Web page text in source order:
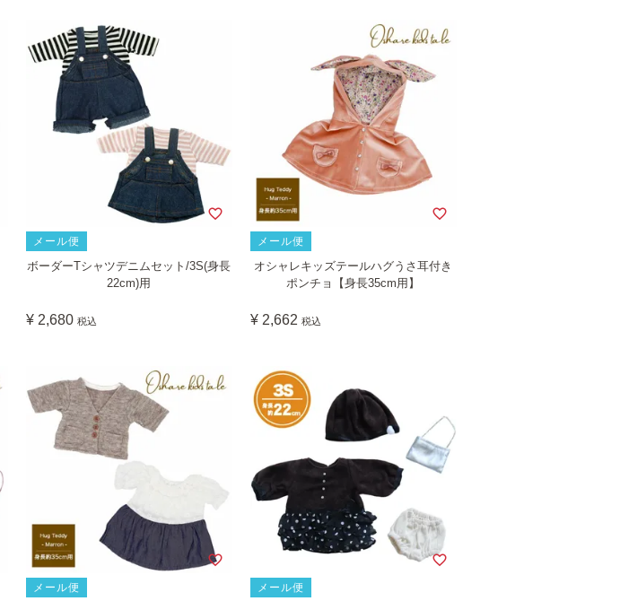
メール便
ボーダーTシャツデニムセット/3S(身長
22cm)用
¥ 2,680 税込
メール便
オシャレキッズテールハグうさ耳付き
ポンチョ【身長35cm用】
¥ 2,662 税込
メール便 メール便